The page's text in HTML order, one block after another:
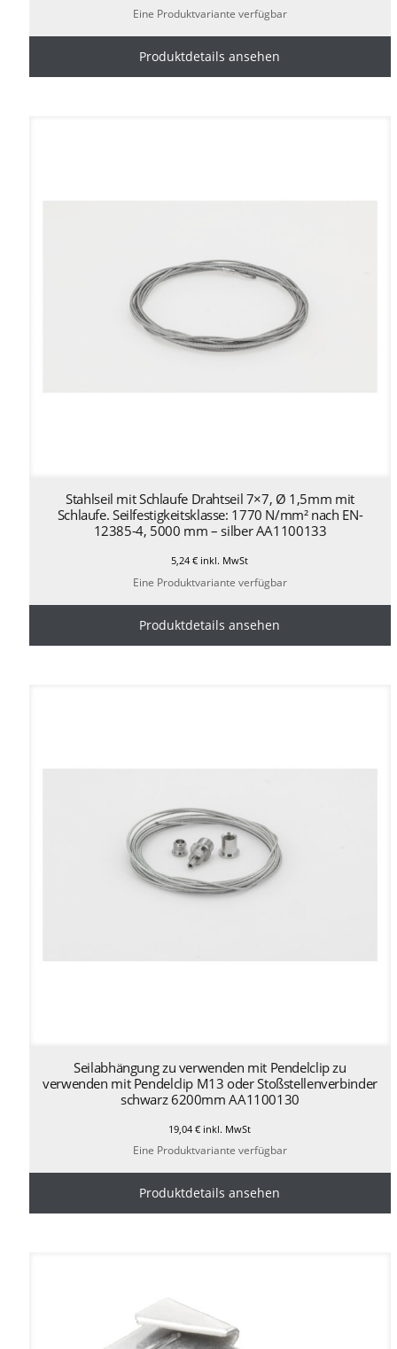
Eine Produktvariante verfügbar
Produktdetails ansehen
Stahlseil mit Schlaufe Drahtseil 7×7, Ø 1,5mm mit
Schlaufe. Seilfestigkeitsklasse: 1770 N/mm² nach EN-
12385-4, 5000 mm – silber AA1100133
5,24€ inkl. MwSt
Eine Produktvariante verfügbar
Produktdetails ansehen
Seilabhängung zu verwenden mit Pendelclip zu
verwenden mit Pendelclip M13 oder Stoßstellenverbinder
schwarz 6200mm AA1100130
19,04€ inkl. MwSt
Eine Produktvariante verfügbar
Produktdetails ansehen